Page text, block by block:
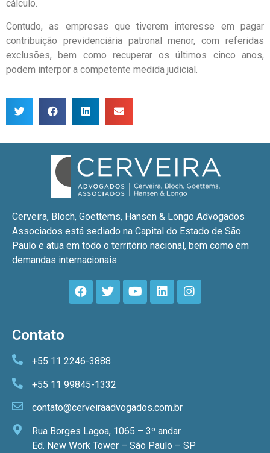
cálculo.
Contudo, as empresas que tiverem interesse em pagar
contribuição previdenciária patronal menor, com referidas
exclusões, bem como recuperar os últimos cinco anos,
podem interpor a competente medida judicial.
Cerveira, Bloch, Goettems, Hansen & Longo Advogados
Associados está sediado na Capital do Estado de São
Paulo e atua em todo o território nacional, bem como em
demandas internacionais.
Contato
+55 11 2246-3888
+55 11 99845-1332
contato@cerveiraadvogados.com.br
Rua Borges Lagoa, 1065 – 3º andar
Ed. New Work Tower – São Paulo – SP